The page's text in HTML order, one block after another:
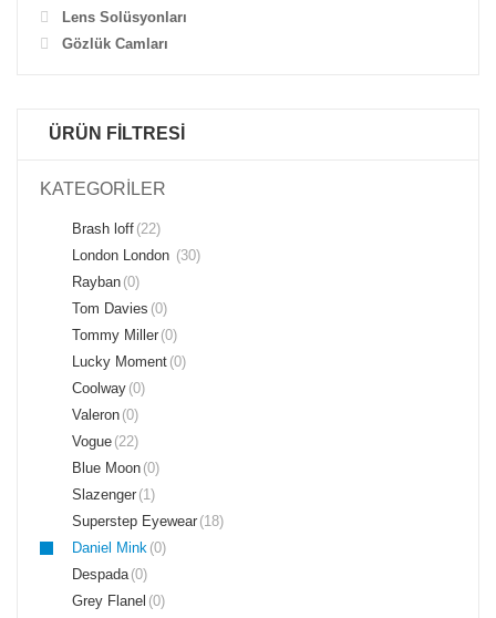
Lens Solüsyonları
Gözlük Camları
ÜRÜN FİLTRESİ
KATEGORİLER
Brash loff (22)
London London (30)
Rayban (0)
Tom Davies (0)
Tommy Miller (0)
Lucky Moment (0)
Coolway (0)
Valeron (0)
Vogue (22)
Blue Moon (0)
Slazenger (1)
Superstep Eyewear (18)
Daniel Mink (0)
Despada (0)
Grey Flanel (0)